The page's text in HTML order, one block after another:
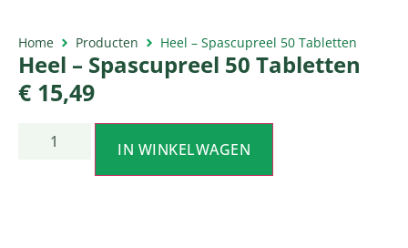
Home Producten Heel – Spascupreel 50 Tabletten
Heel – Spascupreel 50 Tabletten
€ 15,49
IN WINKELWAGEN